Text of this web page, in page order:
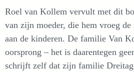
Roel van Kollem vervult met dit
van zijn moeder, die hem vroeg de
aan de kinderen. De familie Van
oorsprong – het is daarentegen
schrijft zelf dat zijn familie